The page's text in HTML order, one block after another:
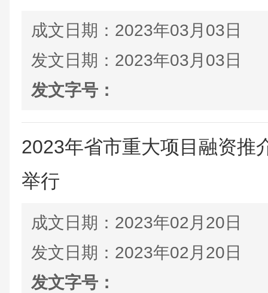
成文日期： 2023年03月03日
发文日期： 2023年03月03日
发文字号：
2023年省市重大项目融资推
举行
成文日期： 2023年02月20日
发文日期： 2023年02月20日
发文字号：